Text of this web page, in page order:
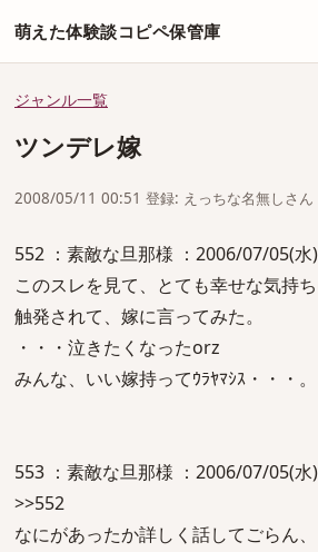
萌えた体験談コピペ保管庫
ジャンル一覧
ツンデレ嫁
2008/05/11 00:51 登録: えっちな名無しさん
552 ：素敵な旦那様 ：2006/07/05(水
このスレを見て、とても幸せな気持ち
触発されて、嫁に言ってみた。
・・・泣きたくなったorz
みんな、いい嫁持ってｳﾗﾔﾏｼｽ・・・。
553 ：素敵な旦那様 ：2006/07/05(水
>>552
なにがあったか詳しく話してごらん